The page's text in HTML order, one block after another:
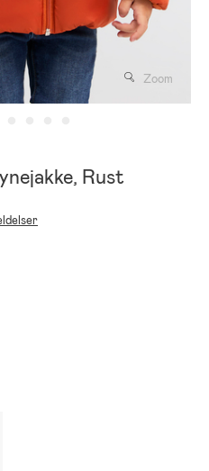
Zoom
Rust